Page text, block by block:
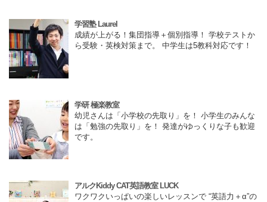
学習塾 Laurel
成績が上がる！集団指導＋個別指導！ 学校テストか
ら受験・英検対策まで。 中学生は5教科対応です！
学研 極楽教室
幼児さんは「小学校の先取り」を！ 小学生のみんな
は「勉強の先取り」を！ 発達がゆっくりな子も歓迎
です。
アルクKiddy CAT英語教室 LUCK
ワクワクいっぱいの楽しいレッスンで “英語力＋α”の